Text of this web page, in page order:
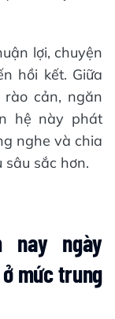
lợi, chuyện
hồi kết. Giữa
cản, ngăn
hệ này phát
nghe và chia
sâu sắc hơn.
nay ngày
mức trung